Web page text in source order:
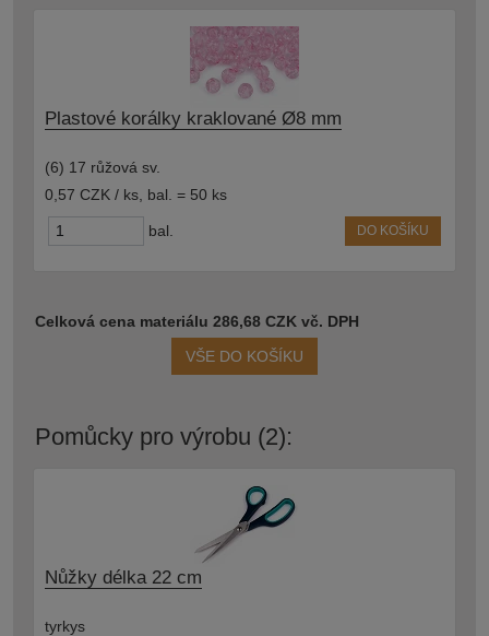
Plastové korálky kraklované Ø8 mm
(6) 17 růžová sv.
0,57 CZK / ks bal. = 50 ks
bal. DO KOŠÍKU
Celková cena materiálu 286,68 CZK vč. DPH
VŠE DO KOŠÍKU
Pomůcky pro výrobu (2):
Nůžky délka 22 cm
tyrkys